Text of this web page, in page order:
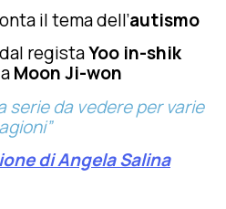
il tema dell’autismo
registaYoo in-shik
Moon Ji-won
serie da vedere per varie
di Angela Salina